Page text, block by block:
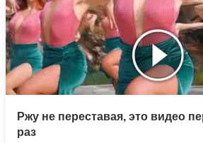
Ржу не переставая, это видео
раз